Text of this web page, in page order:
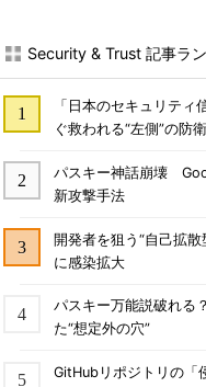
Security & Trust 記事ラ
「日本のセキュリテ
ぐ救われる“左側”の防
パスキー神話崩壊
新攻撃手法
開発者を狙う“自己拡
に感染拡大
パスキー万能説破れる
た“想定外の穴”
GitHubリポジトリの